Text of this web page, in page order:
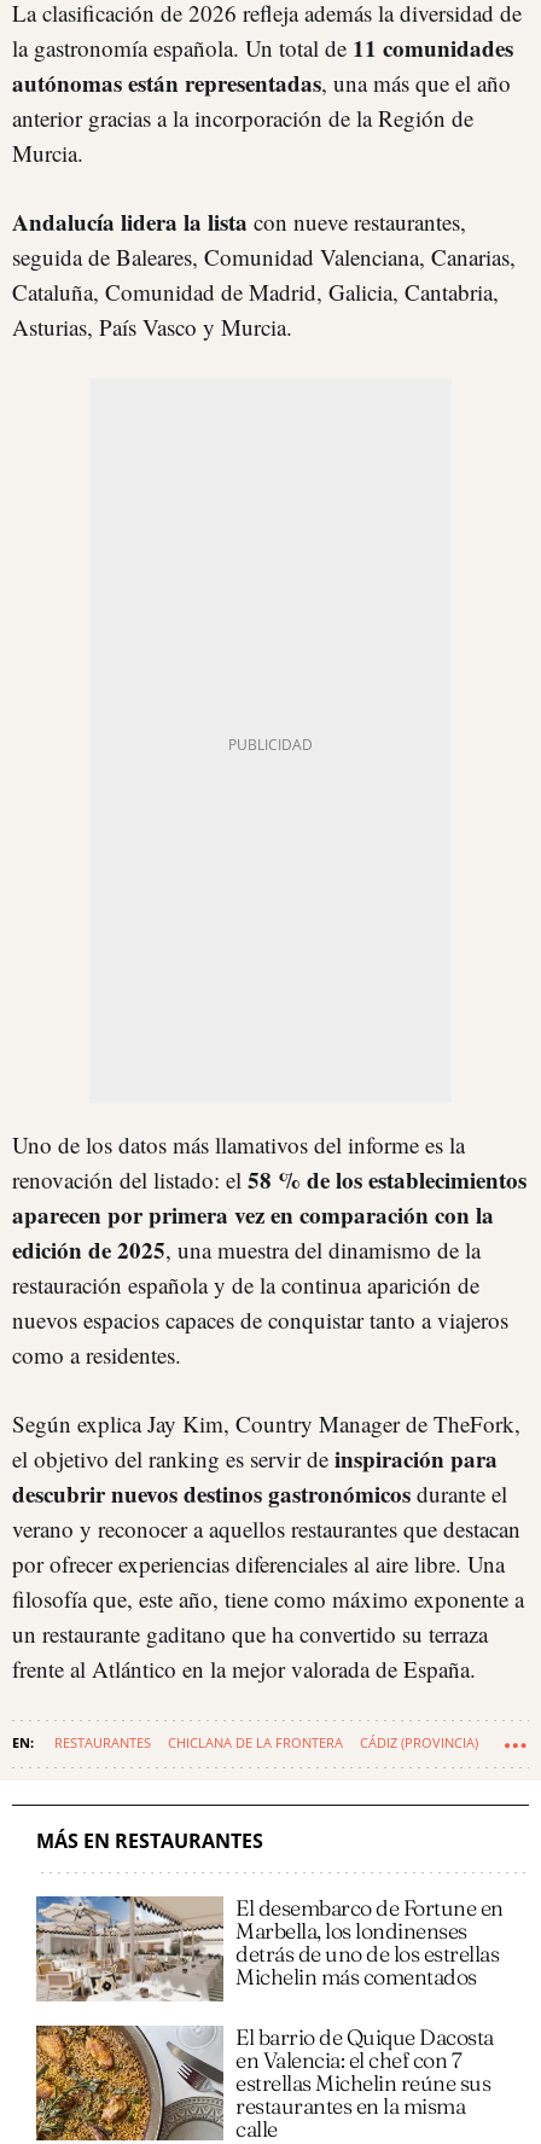
La clasificación de 2026 refleja además la diversidad de
la gastronomía española. Un total de 11 comunidades
autónomas están representadas, una más que el año
anterior gracias a la incorporación de la Región de
Murcia.
Andalucía lidera la lista con nueve restaurantes,
seguida de Baleares, Comunidad Valenciana, Canarias,
Cataluña, Comunidad de Madrid, Galicia, Cantabria,
Asturias, País Vasco y Murcia.
Uno de los datos más llamativos del informe es la
renovación del listado: el 58 % de los establecimientos
aparecen por primera vez en comparación con la
edición de 2025, una muestra del dinamismo de la
restauración española y de la continua aparición de
nuevos espacios capaces de conquistar tanto a viajeros
como a residentes.
Según explica Jay Kim, Country Manager de TheFork,
el objetivo del ranking es servir de inspiración para
descubrir nuevos destinos gastronómicos durante el
verano y reconocer a aquellos restaurantes que destacan
por ofrecer experiencias diferenciales al aire libre. Una
filosofía que, este año, tiene como máximo exponente a
un restaurante gaditano que ha convertido su terraza
frente al Atlántico en la mejor valorada de España.
RESTAURANTES CHICLANA DE LA FRONTERA CÁDIZ (PROVINCIA)
MÁS EN RESTAURANTES
El desembarco de Fortune en
Marbella, los londinenses
detrás de uno de los estrellas
Michelin más comentados
El barrio de Quique Dacosta
en Valencia: el chef con 7
estrellas Michelin reúne sus
restaurantes en la misma
calle